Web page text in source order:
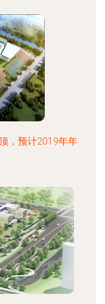
，预计2019年年